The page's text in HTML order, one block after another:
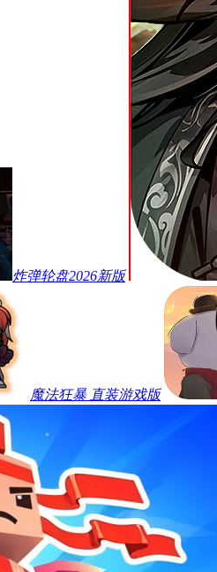
炸弹轮盘2026新版
魔法狂暴 直装游戏版